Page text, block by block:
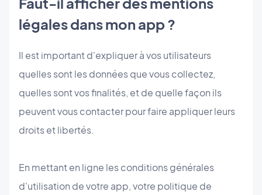
légales dans mon app ?
Il est important d'expliquer à vos utilisateurs
quelles sont les données que vous collectez,
quelles sont vos finalités, et de quelle façon ils
peuvent vous contacter pour faire appliquer leurs
droits et libertés.
En mettant en ligne les conditions générales
d'utilisation de votre app, votre politique de